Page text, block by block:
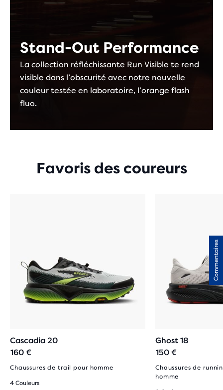
Stand-Out Performance
La collection réfléchissante Run Visible te rend
visible dans l’obscurité avec notre nouvelle
couleur testée en laboratoire, l’orange flash
fluo.
Favoris des coureurs
Cascadia 20
160 €
Chaussures de trail pour homme
4 Couleurs
Ghost 18
150 €
Chaussures de
homme
Commentaires